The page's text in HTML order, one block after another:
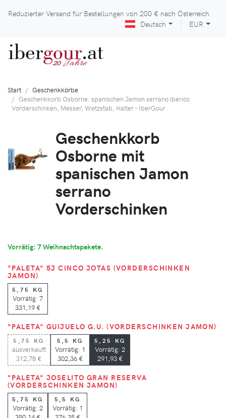
Reduzierter Versand für Bestellungen von 200 € nach Österreich
Deutsch
EUR
ibergour
20 Jahre.at
Start
Geschenkkörbe
Geschenkkorb Osborne: spanischen Jamon serrano iberico
Vorderschinken, Messer, Wetzstab, Halter - IberGour
Geschenkkorb
Osborne mit
spanischen Jamon
serrano
Vorderschinken
Vorrätig: 7 Weihnachtspakete.
"PALETA" 5J CINCO JOTAS (VORDERSCHINKEN
JAMON)
5,75 KG
Vorrätig: 7
331,19 €
"PALETA" GUIJUELO G.U. (VORDERSCHINKEN JAMON)
5,75 KG
ausverkauft
312,78 €
5,5 KG
Vorrätig: 1
302,36 €
5,25 KG
Vorrätig: 2
291,93 €
"PALETA" JOSELITO GRAN RESERVA
(VORDERSCHINKEN JAMON)
5,75 KG
Vorrätig: 2
5,5 KG
Vorrätig: 1